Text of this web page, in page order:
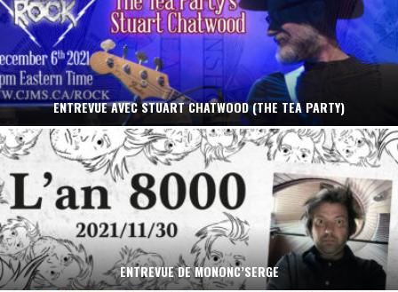
ENTREVUE AVEC STUART CHATWOOD (THE TEA PARTY)
ENTREVUE DE MONONC’SERGE